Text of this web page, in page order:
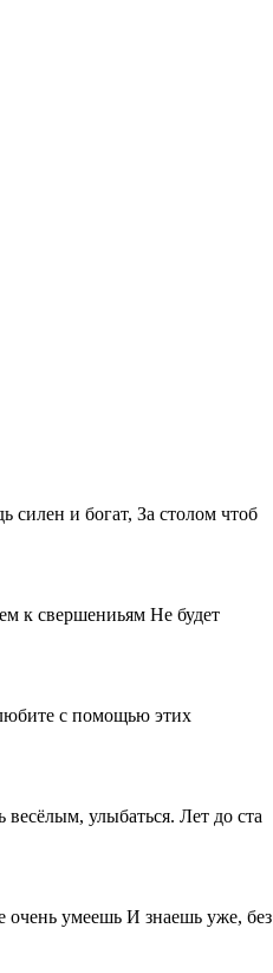
силен и богат, За столом чтоб
к свершениьям Не будет
с помощью этих
улыбаться. Лет до ста
очень умеешь И знаешь уже, без